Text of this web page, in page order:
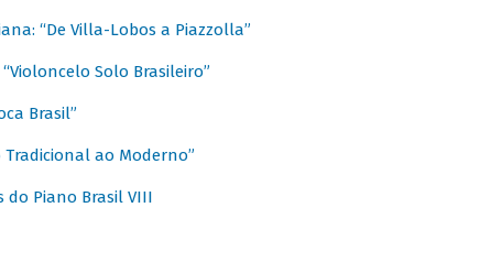
“De Villa-Lobos a Piazzolla”
Solo Brasileiro”
Brasil”
Tradicional ao Moderno”
do Piano Brasil VIII